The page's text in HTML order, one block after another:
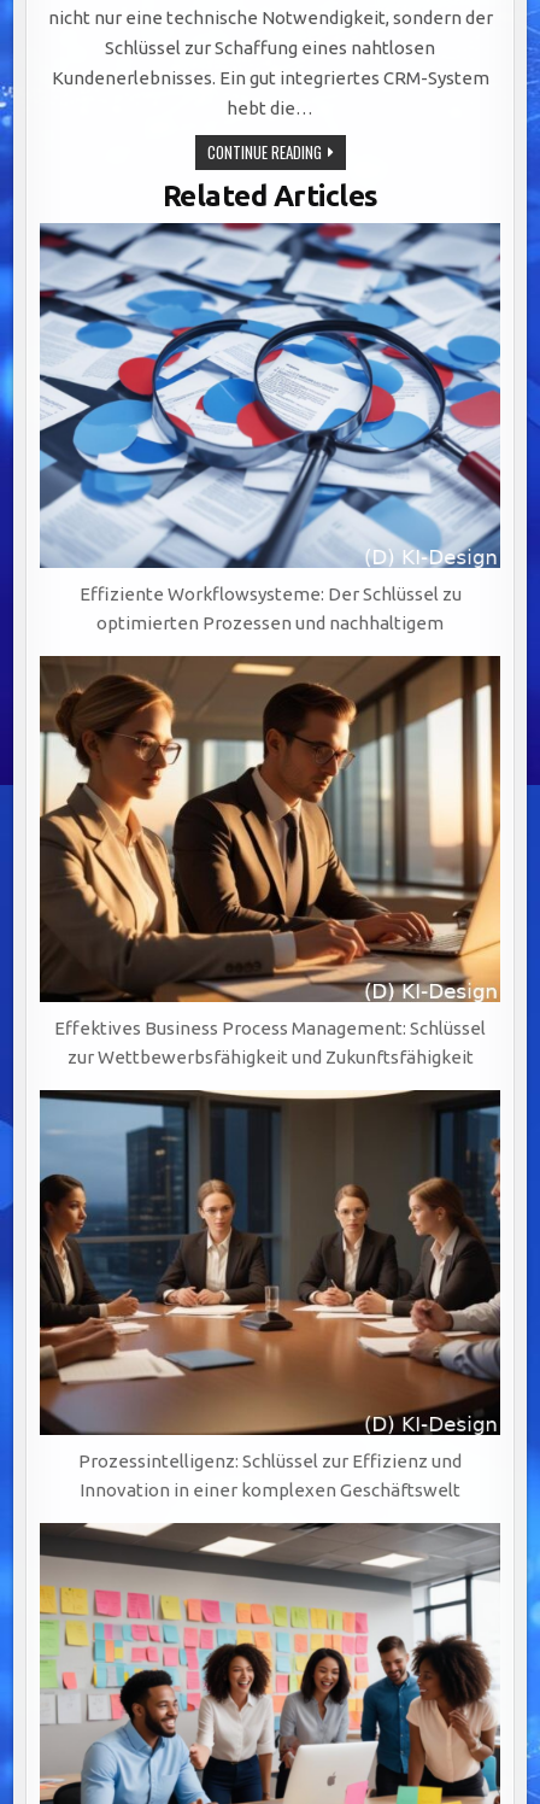
nicht nur eine technische Notwendigkeit, sondern der
Schlüssel zur Schaffung eines nahtlosen
Kundenerlebnisses. Ein gut integriertes CRM-System
hebt die…
CONTINUE READINGOPTIMALE
CRM-
INTEGRATION:
SCHLÜSSEL
FÜR
NAHTLOSE
KUNDENERLEBNISSE
UND
NACHHALTIGES
Related Articles
Effiziente Workflowsysteme: Der Schlüssel zu
optimierten Prozessen und nachhaltigem
Effektives Business Process Management: Schlüssel
zur Wettbewerbsfähigkeit und Zukunftsfähigkeit
Prozessintelligenz: Schlüssel zur Effizienz und
Innovation in einer komplexen Geschäftswelt